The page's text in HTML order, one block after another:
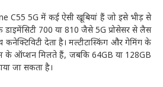
C55 5G में कई ऐसी खूबियां हैं जो इसे भीड़ से
700 या 810 जैसे 5G प्रोसेसर से लैस
देता है। मल्टीटास्किंग और गेमिंग के
के ऑप्शन मिलते हैं, जबकि 64GB या 128GB
जा सकता है।